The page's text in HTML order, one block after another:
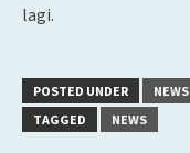
lagi.
POSTED UNDER
NEWS
TAGGED
NEWS